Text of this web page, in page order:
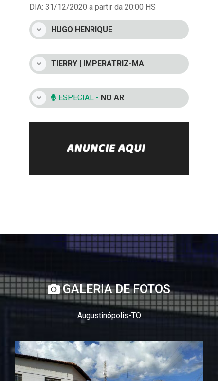
DIA: 31/12/2020 a partir da 20:00 HS
HUGO HENRIQUE
TIERRY | IMPERATRIZ-MA
ESPECIAL - NO AR
GALERIA DE FOTOS
Augustinópolis-TO